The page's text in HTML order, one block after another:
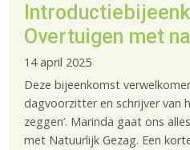
Overtuigen met
14 april 2025
Deze bijeenkomst
dagvoorzitter en schrijver van
zeggen’. Marinda gaat ons
met Natuurlijk Gezag. Een